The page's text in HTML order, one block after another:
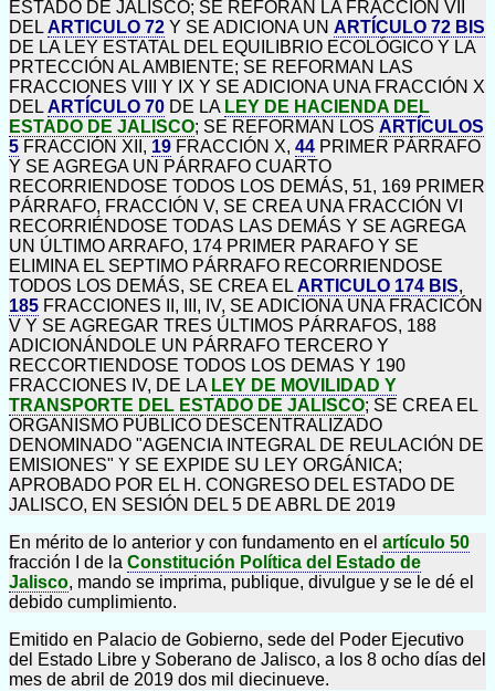
ESTADO DE JALISCO; SE REFORAN LA FRACCIÓN VII
DEL ARTICULO 72 Y SE ADICIONA UN ARTÍCULO 72 BIS
DE LA LEY ESTATAL DEL EQUILIBRIO ECOLÓGICO Y LA
PRTECCIÓN AL AMBIENTE; SE REFORMAN LAS
FRACCIONES VIII Y IX Y SE ADICIONA UNA FRACCIÓN X
DEL ARTÍCULO 70 DE LA LEY DE HACIENDA DEL
ESTADO DE JALISCO; SE REFORMAN LOS ARTÍCULOS
5 FRACCIÓN XII, 19 FRACCIÓN X, 44 PRIMER PÁRRAFO
Y SE AGREGA UN PÁRRAFO CUARTO
RECORRIENDOSE TODOS LOS DEMÁS, 51, 169 PRIMER
PÁRRAFO, FRACCIÓN V, SE CREA UNA FRACCIÓN VI
RECORRIÉNDOSE TODAS LAS DEMÁS Y SE AGREGA
UN ÚLTIMO ARRAFO, 174 PRIMER PARAFO Y SE
ELIMINA EL SEPTIMO PÁRRAFO RECORRIENDOSE
TODOS LOS DEMÁS, SE CREA EL ARTICULO 174 BIS,
185 FRACCIONES II, III, IV, SE ADICIONA UNA FRACICÓN
V Y SE AGREGAR TRES ÚLTIMOS PÁRRAFOS, 188
ADICIONÁNDOLE UN PÁRRAFO TERCERO Y
RECCORTIENDOSE TODOS LOS DEMAS Y 190
FRACCIONES IV, DE LA LEY DE MOVILIDAD Y
TRANSPORTE DEL ESTADO DE JALISCO; SE CREA EL
ORGANISMO PÚBLICO DESCENTRALIZADO
DENOMINADO "AGENCIA INTEGRAL DE REULACIÓN DE
EMISIONES" Y SE EXPIDE SU LEY ORGÁNICA;
APROBADO POR EL H. CONGRESO DEL ESTADO DE
JALISCO, EN SESIÓN DEL 5 DE ABRL DE 2019
En mérito de lo anterior y con fundamento en el artículo 50
fracción I de la Constitución Política del Estado de
Jalisco, mando se imprima, publique, divulgue y se le dé el
debido cumplimiento.
Emitido en Palacio de Gobierno, sede del Poder Ejecutivo
del Estado Libre y Soberano de Jalisco, a los 8 ocho días del
mes de abril de 2019 dos mil diecinueve.